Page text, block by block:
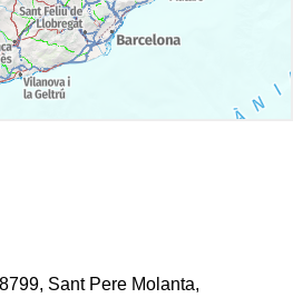
Sant Pere Molanta,